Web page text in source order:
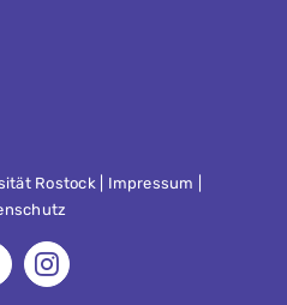
Rostock | Impressum
Instagram